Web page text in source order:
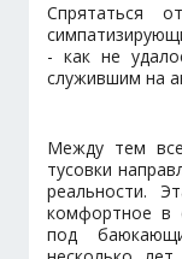
Спрятаться
- как не
служившим на
Между тем
тусовки
реальности.
комфортное в
под